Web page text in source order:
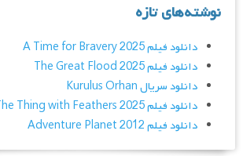
نوشته‌های تازه
دانلود فیلم A Time for Bravery 2025
دانلود فیلم The Great Flood 2025
دانلود سریال Kurulus Orhan
دانلود فیلم The Thing with Feathers 2025
دانلود فیلم Adventure Planet 2012